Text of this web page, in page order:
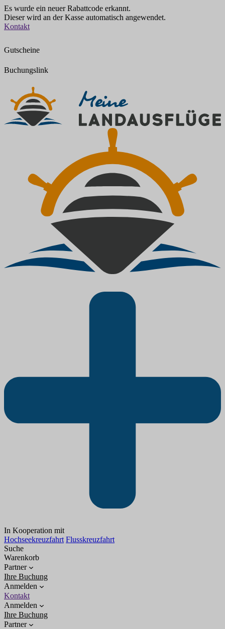
Es wurde ein neuer Rabattcode erkannt.
Dieser wird an der Kasse automatisch angewendet.
Zum
Kontakt
Gutscheine
Buchungslink
In Kooperation mit
Hochseekreuzfahrt Flusskreuzfahrt
Suche
Warenkorb
Partner
Ihre Buchung
Anmelden
Kontakt
Anmelden
Ihre Buchung
Partner